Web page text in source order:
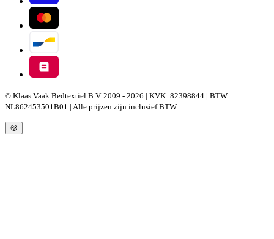
© Klaas Vaak Bedtextiel B.V. 2009 - 2026 | KVK: 82398844 | BTW:
NL862453501B01 | Alle prijzen zijn inclusief BTW
🍪